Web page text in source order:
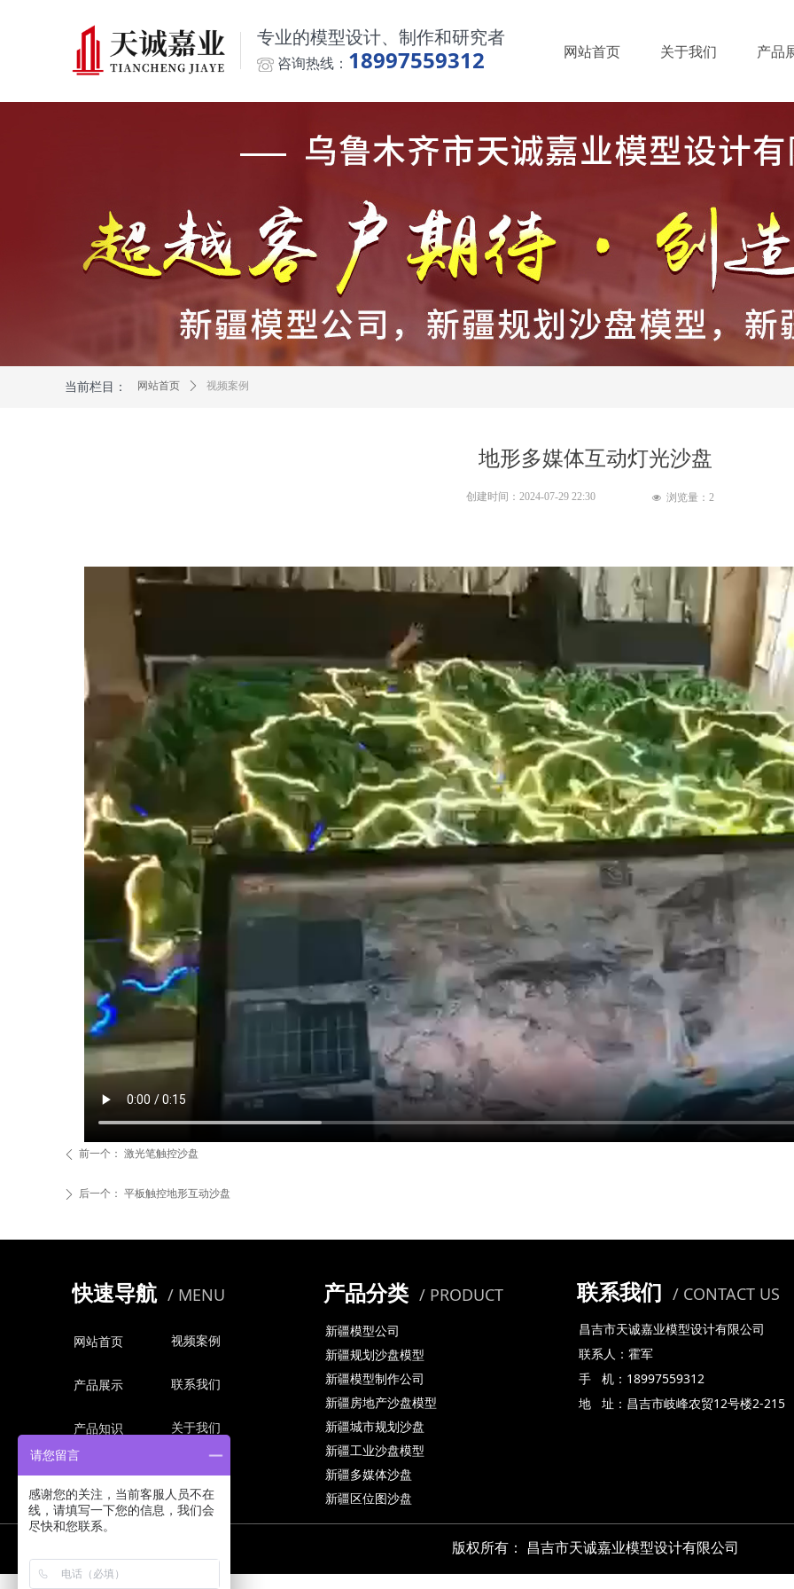
网站首页 关于我们 产品
专业的模型设计、制作和研究者
咨询热线： 18997559312
地形多媒体互动灯光沙盘
创建时间： 2024-07-29 22:30 넶 浏览量： 2
ꄴ 前一个： 激光笔触控沙盘
ꄲ 后一个： 平板触控地形互动沙盘
当前栏目： 网站首页 ꄲ 视频案例
快速导航 / MENU
网站首页
产品展示
产品知识
视频案例
联系我们
关于我们
产品分类 / PRODUCT
新疆模型公司
新疆规划沙盘模型
新疆模型制作公司
新疆房地产沙盘模型
新疆城市规划沙盘
新疆工业沙盘模型
新疆多媒体沙盘
新疆区位图沙盘
联系我们 / CONTACT US
昌吉市天诚嘉业模型设计有限公司
联系人：霍军
手 机：18997559312
地 址：昌吉市岐峰农贸12号楼2-215
版权所有： 昌吉市天诚嘉业模型设计有限公司
请您留言
感谢您的关注，当前客服人员不在
线，请填写一下您的信息，我们会
尽快和您联系。